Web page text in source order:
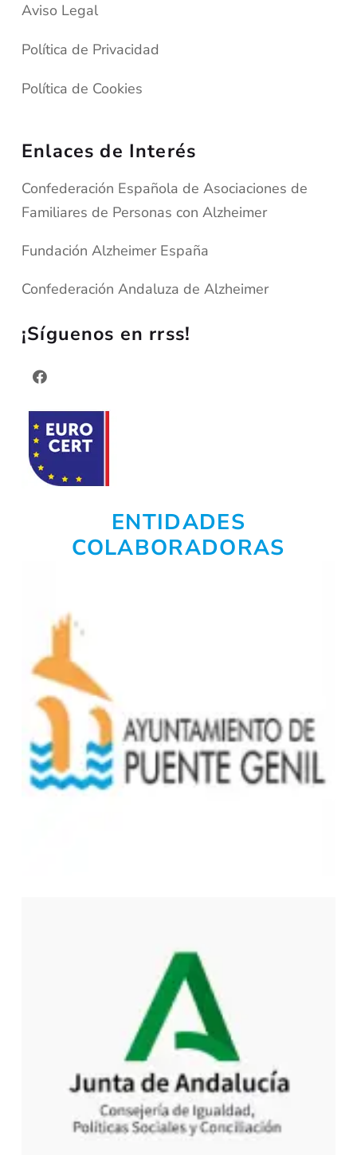
Aviso Legal
Política de Privacidad
Política de Cookies
Enlaces de Interés
Confederación Española de Asociaciones de
Familiares de Personas con Alzheimer
Fundación Alzheimer España
Confederación Andaluza de Alzheimer
¡Síguenos en rrss!
ENTIDADES
COLABORADORAS